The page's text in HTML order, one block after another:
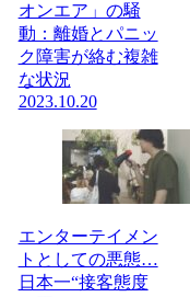
オンエア」の騒
動：離婚とパニッ
ク障害が絡む複雑
な状況
2023.10.20
エンターテイメン
トとしての悪態…
日本一“接客態度